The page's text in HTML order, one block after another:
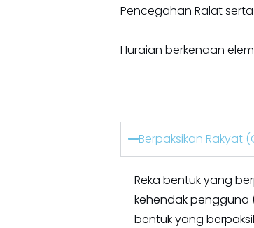
Pencegahan Ralat
Huraian berkenaan
Berpaksikan Rakyat
Reka bentuk yang
kehendak
bentuk yang